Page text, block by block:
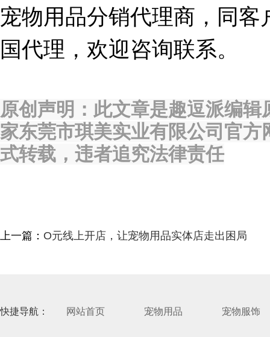
宠物用品分销代理商，同
国代理，欢迎咨询联系。
原创声明：此文章是趣逗派编
家东莞市琪美实业有限公司官
式转载，违者追究法律责任
上一篇： O元线上开店，让宠物用品实体店走出困局
快捷导航： 网站首页 宠物用品 宠物服饰